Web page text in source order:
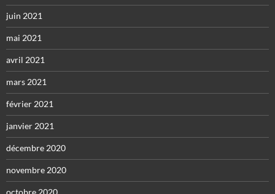
juin 2021
mai 2021
avril 2021
mars 2021
février 2021
janvier 2021
décembre 2020
novembre 2020